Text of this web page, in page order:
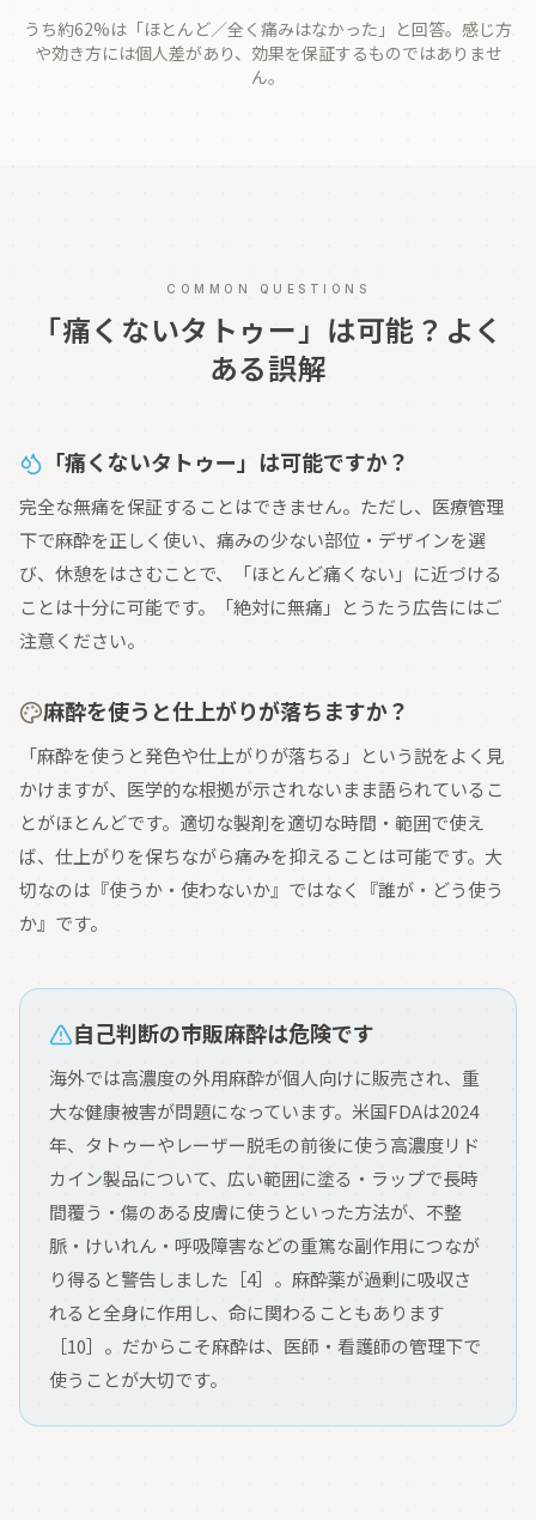
うち約62%は「ほとんど／全く痛みはなかった」と回答。感じ方
や効き方には個人差があり、効果を保証するものではありませ
ん。
COMMON QUESTIONS
「痛くないタトゥー」は可能？よく
ある誤解
「痛くないタトゥー」は可能ですか？
完全な無痛を保証することはできません。ただし、医療管理
下で麻酔を正しく使い、痛みの少ない部位・デザインを選
び、休憩をはさむことで、「ほとんど痛くない」に近づける
ことは十分に可能です。「絶対に無痛」とうたう広告にはご
注意ください。
麻酔を使うと仕上がりが落ちますか？
「麻酔を使うと発色や仕上がりが落ちる」という説をよく見
かけますが、医学的な根拠が示されないまま語られているこ
とがほとんどです。適切な製剤を適切な時間・範囲で使え
ば、仕上がりを保ちながら痛みを抑えることは可能です。大
切なのは『使うか・使わないか』ではなく『誰が・どう使う
か』です。
自己判断の市販麻酔は危険です
海外では高濃度の外用麻酔が個人向けに販売され、重
大な健康被害が問題になっています。米国FDAは2024
年、タトゥーやレーザー脱毛の前後に使う高濃度リド
カイン製品について、広い範囲に塗る・ラップで長時
間覆う・傷のある皮膚に使うといった方法が、不整
脈・けいれん・呼吸障害などの重篤な副作用につなが
り得ると警告しました［4］。麻酔薬が過剰に吸収さ
れると全身に作用し、命に関わることもあります
［10］。だからこそ麻酔は、医師・看護師の管理下で
使うことが大切です。